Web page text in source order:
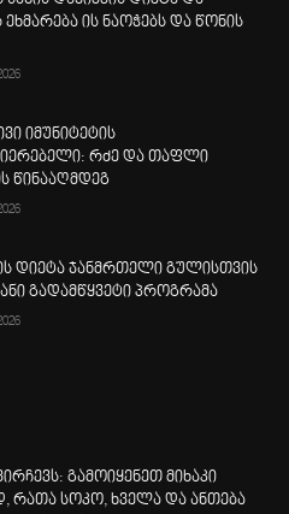
ის ნაოჭებს და წონის
იმუნიტეტის
რძე და თაფლი
წინააღმდეგ
დიეტა ჯანმრთელი გულისთვის
გადამწყვეტი პროგრამა
გამოიყენეთ მიხაკი
რათა სოკო, ხველა და ანთება